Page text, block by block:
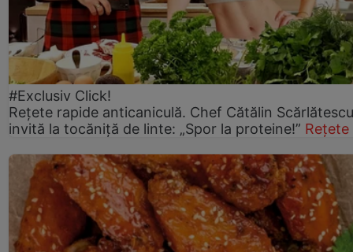
#Exclusiv Click!
Rețete rapide anticaniculă. Chef Cătălin
invită la tocăniță de linte: „Spor la proteine!” Rețete